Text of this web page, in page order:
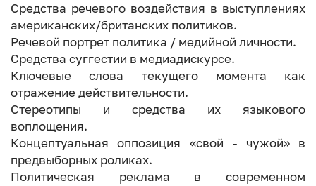
Средства речевого воздействия в выступлениях
американских/британских политиков.
Речевой портрет политика / медийной личности.
Средства суггестии в медиадискурсе.
Ключевые слова текущего момента как
отражение действительности.
Стереотипы и средства их языкового
воплощения.
Концептуальная оппозиция «свой - чужой» в
предвыборных роликах.
Политическая реклама в современном